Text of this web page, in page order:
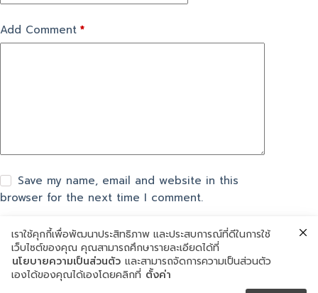
Add Comment *
Save my name, email and website in this
browser for the next time I comment.
แสดงความเห็น
เราใช้คุกกี้เพื่อพัฒนาประสิทธิภาพ และประสบการณ์ที่ดีในการใช้
เว็บไซต์ของคุณ คุณสามารถศึกษารายละเอียดได้ที่
นโยบายความเป็นส่วนตัว และสามารถจัดการความเป็นส่วนตัว
เองได้ของคุณได้เองโดยคลิกที่ ตั้งค่า